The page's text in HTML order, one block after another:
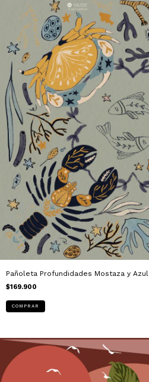
Pañoleta Profundidades Mostaza y Azul
$169.900